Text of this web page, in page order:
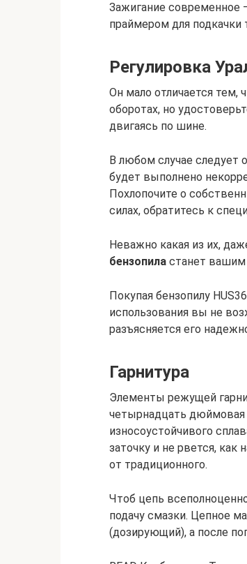
Зажигание современное
праймером для подкачки
Регулировка
Он мало отличается тем,
оборотах, но
двигаясь по шине.
В любом случае следует
будет выполнено
Похлопочите о
силах, обратитесь к
Неважно какая из их,
бензопила станет вашим
Покупая бензопилу
использования вы не
разъясняется его
Гарнитура
Элементы режущей
четырнадцать дюймовая
износоустойчивого
заточку и не рвется, как
от традиционного.
Чтоб цепь
подачу смазки. Цепное
(дозирующий), а после